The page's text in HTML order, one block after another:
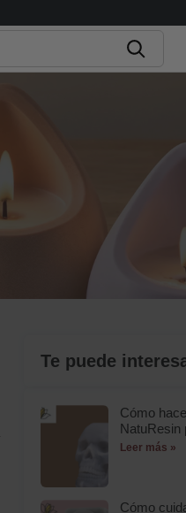
Te puede
Cómo
NatuResin
Leer más »
Cómo